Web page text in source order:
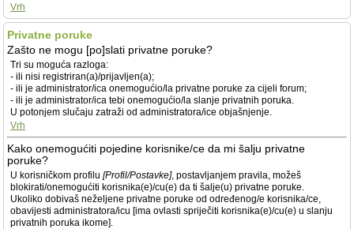
Vrh
Privatne poruke
Zašto ne mogu [po]slati privatne poruke?
Tri su moguća razloga:
- ili nisi registriran(a)/prijavljen(a);
- ili je administrator/ica onemogućio/la privatne poruke za cijeli forum;
- ili je administrator/ica tebi onemogućio/la slanje privatnih poruka.
U potonjem slučaju zatraži od administratora/ice objašnjenje.
Vrh
Kako onemogućiti pojedine korisnike/ce da mi šalju privatne
poruke?
U korisničkom profilu [Profil/Postavke], postavljanjem pravila, možeš
blokirati/onemogućiti korisnika(e)/cu(e) da ti šalje(u) privatne poruke.
Ukoliko dobivaš neželjene privatne poruke od određenog/e korisnika/ce,
obavijesti administratora/icu [ima ovlasti spriječiti korisnika(e)/cu(e) u slanju
privatnih poruka ikome].